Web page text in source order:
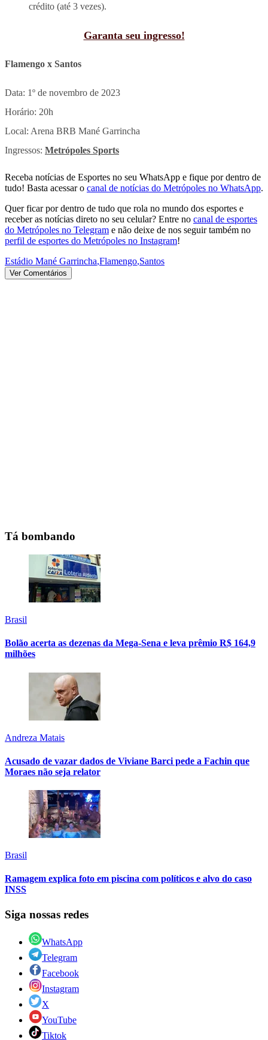
crédito (até 3 vezes).
Garanta seu ingresso!
Flamengo x Santos
Data: 1º de novembro de 2023
Horário: 20h
Local: Arena BRB Mané Garrincha
Ingressos: Metrópoles Sports
Receba notícias de Esportes no seu WhatsApp e fique por dentro de
tudo! Basta acessar o canal de notícias do Metrópoles no WhatsApp.
Quer ficar por dentro de tudo que rola no mundo dos esportes e
receber as notícias direto no seu celular? Entre no canal de esportes
do Metrópoles no Telegram e não deixe de nos seguir também no
perfil de esportes do Metrópoles no Instagram!
Estádio Mané Garrincha,Flamengo,Santos
Ver Comentários
Tá bombando
Brasil
Bolão acerta as dezenas da Mega-Sena e leva prêmio R$ 164,9
milhões
Andreza Matais
Acusado de vazar dados de Viviane Barci pede a Fachin que
Moraes não seja relator
Brasil
Ramagem explica foto em piscina com políticos e alvo do caso
INSS
Siga nossas redes
WhatsApp
Telegram
Facebook
Instagram
X
YouTube
Tiktok